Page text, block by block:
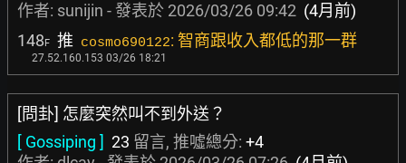
作者: sunijin - 發表於 2026/03/26 09:42 (4月前)
148F 推 cosmo690122: 智商跟收入都低的那一群
27.52.160.153 03/26 18:21
[問卦] 怎麼突然叫不到外送？
[ Gossiping ] 23 留言, 推噓總分: +4